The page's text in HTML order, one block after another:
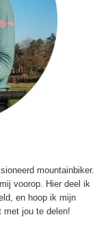
mountainbiker.
voorop. Hier deel ik
en hoop ik mijn
met jou te delen!